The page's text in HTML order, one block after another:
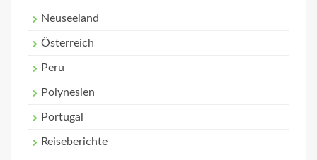
Neuseeland
Österreich
Peru
Polynesien
Portugal
Reiseberichte